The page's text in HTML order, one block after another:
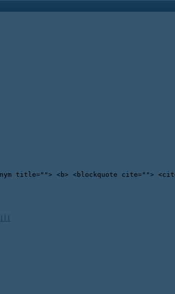
title=""> <b> <blockquote cite="">